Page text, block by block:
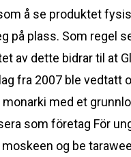
å se produktet
på plass. Som regel
av dette bidrar til at
fra 2007 ble
med et
som företag För
og be